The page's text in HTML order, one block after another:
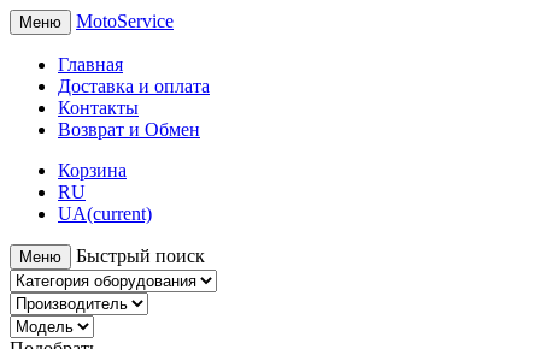
Меню MotoService
Главная
Доставка и оплата
Контакты
Возврат и Обмен
Корзина
RU
UA(current)
Меню Быстрый поиск